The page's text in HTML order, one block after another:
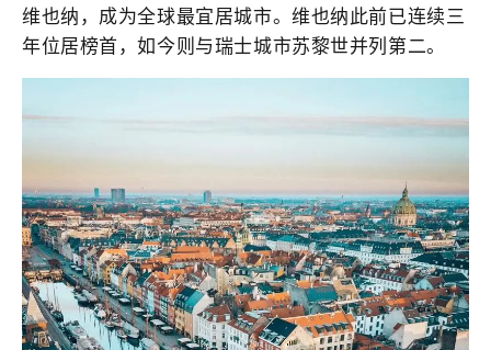
维也纳，成为全球最宜居城市。维也纳此前已连续三
年位居榜首，如今则与瑞士城市苏黎世并列第二。